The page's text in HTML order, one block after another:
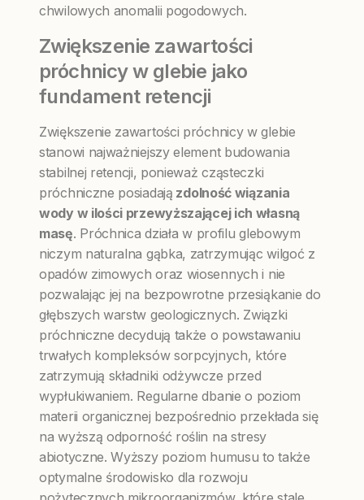
chwilowych anomalii pogodowych.
Zwiększenie zawartości
próchnicy w glebie jako
fundament retencji
Zwiększenie zawartości próchnicy w glebie
stanowi najważniejszy element budowania
stabilnej retencji, ponieważ cząsteczki
próchniczne posiadają zdolność wiązania
wody w ilości przewyższającej ich własną
masę. Próchnica działa w profilu glebowym
niczym naturalna gąbka, zatrzymując wilgoć z
opadów zimowych oraz wiosennych i nie
pozwalając jej na bezpowrotne przesiąkanie do
głębszych warstw geologicznych. Związki
próchniczne decydują także o powstawaniu
trwałych kompleksów sorpcyjnych, które
zatrzymują składniki odżywcze przed
wypłukiwaniem. Regularne dbanie o poziom
materii organicznej bezpośrednio przekłada się
na wyższą odporność roślin na stresy
abiotyczne. Wyższy poziom humusu to także
optymalne środowisko dla rozwoju